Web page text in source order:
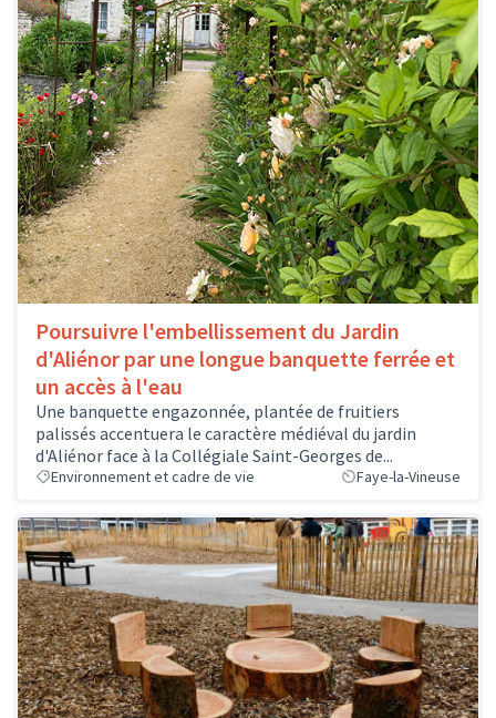
Poursuivre l'embellissement du Jardin
d'Aliénor par une longue banquette ferrée et
un accès à l'eau
Une banquette engazonnée, plantée de fruitiers
palissés accentuera le caractère médiéval du jardin
d'Aliénor face à la Collégiale Saint-Georges de...
Environnement et cadre de vie Faye-la-Vineuse